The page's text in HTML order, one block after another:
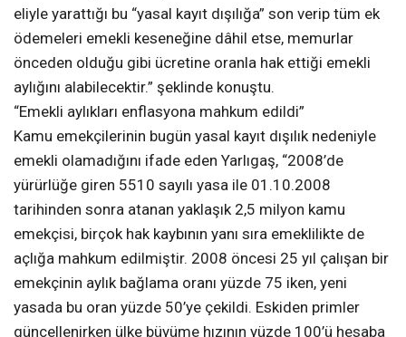
eliyle yarattığı bu “yasal kayıt dışılığa” son verip tüm ek
ödemeleri emekli keseneğine dâhil etse, memurlar
önceden olduğu gibi ücretine oranla hak ettiği emekli
aylığını alabilecektir.” şeklinde konuştu.
“Emekli aylıkları enflasyona mahkum edildi”
Kamu emekçilerinin bugün yasal kayıt dışılık nedeniyle
emekli olamadığını ifade eden Yarlıgaş, “2008’de
yürürlüğe giren 5510 sayılı yasa ile 01.10.2008
tarihinden sonra atanan yaklaşık 2,5 milyon kamu
emekçisi, birçok hak kaybının yanı sıra emeklilikte de
açlığa mahkum edilmiştir. 2008 öncesi 25 yıl çalışan bir
emekçinin aylık bağlama oranı yüzde 75 iken, yeni
yasada bu oran yüzde 50’ye çekildi. Eskiden primler
güncellenirken ülke büyüme hızının yüzde 100’ü hesaba